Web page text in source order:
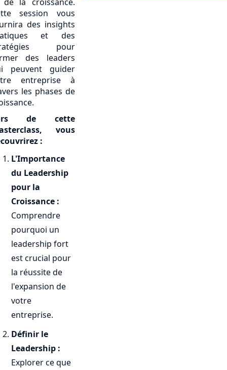
session vous
des insights
et des
pour
des leaders
peuvent guider
entreprise à
les phases de
de cette
vous
:
L'Importance
du Leadership
pour la
Croissance :
Comprendre
pourquoi un
leadership fort
est crucial pour
la réussite de
l'expansion de
votre
entreprise.
Définir le
Leadership :
Explorer ce que